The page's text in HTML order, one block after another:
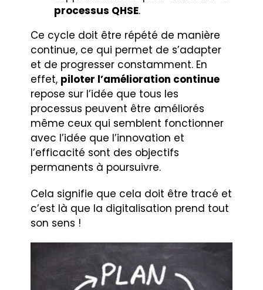
processus QHSE.
Ce cycle doit être répété de manière
continue, ce qui permet de s’adapter
et de progresser constamment. En
effet, piloter l’amélioration continue
repose sur l’idée que tous les
processus peuvent être améliorés
même ceux qui semblent fonctionner
avec l’idée que l’innovation et
l’efficacité sont des objectifs
permanents à poursuivre.
Cela signifie que cela doit être tracé et
c’est là que la digitalisation prend tout
son sens !